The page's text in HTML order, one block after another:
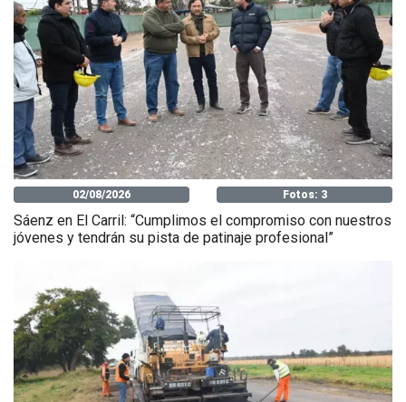
02/08/2026 Fotos: 3
Sáenz en El Carril: “Cumplimos el compromiso con nuestros
jóvenes y tendrán su pista de patinaje profesional”